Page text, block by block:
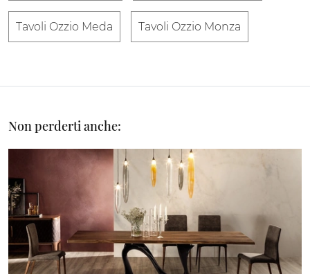
Tavoli Ozzio Meda Tavoli Ozzio Monza
Non perderti anche: